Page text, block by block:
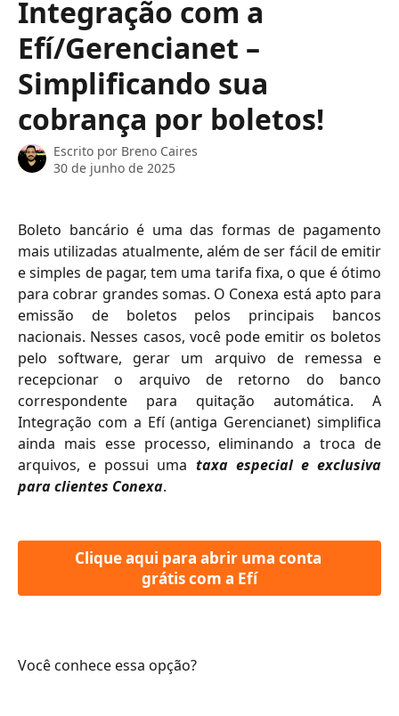
Integração com a
Efí/Gerencianet –
Simplificando sua
cobrança por boletos!
Escrito por Breno Caires
30 de junho de 2025
Boleto bancário é uma das formas de pagamento
mais utilizadas atualmente, além de ser fácil de emitir
e simples de pagar, tem uma tarifa fixa, o que é ótimo
para cobrar grandes somas. O Conexa está apto para
emissão de boletos pelos principais bancos
nacionais. Nesses casos, você pode emitir os boletos
pelo software, gerar um arquivo de remessa e
recepcionar o arquivo de retorno do banco
correspondente para quitação automática. A
Integração com a Efí (antiga Gerencianet) simplifica
ainda mais esse processo, eliminando a troca de
arquivos, e possui uma taxa especial e exclusiva
para clientes Conexa.
Clique aqui para abrir uma conta
grátis com a Efí
Você conhece essa opção?